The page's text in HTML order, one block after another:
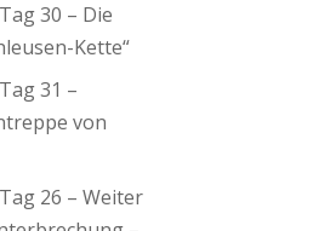
Tag 30 – Die
Kette“
Tag 31 –
von
Tag 26 – Weiter